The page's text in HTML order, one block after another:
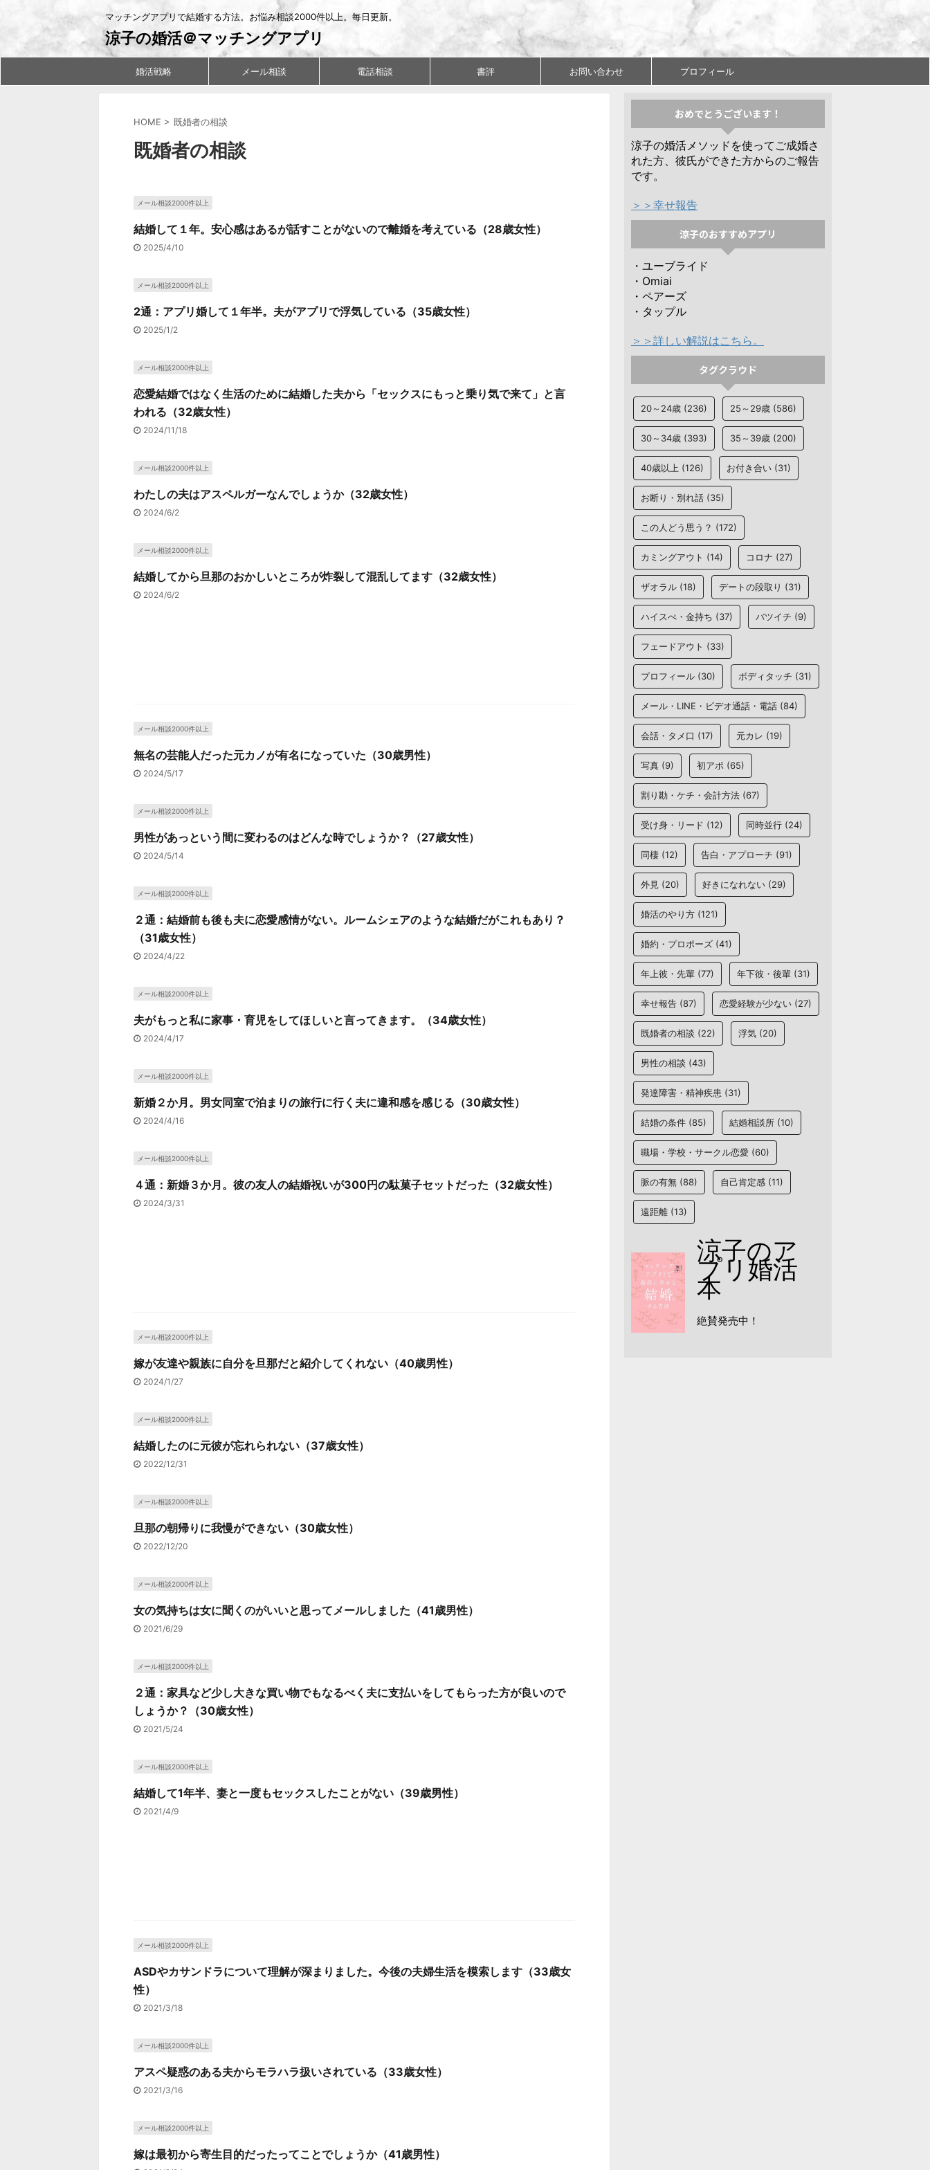
マッチングアプリで結婚する方法。お悩み相談2000件以上。毎日更新。
涼子の婚活＠マッチングアプリ
婚活戦略 メール相談 電話相談 書評 お問い合わせ プロフィール
HOME > 既婚者の相談
既婚者の相談
メール相談2000件以上
結婚して１年。安心感はあるが話すことがないので離婚を考えている（28歳女性）
2025/4/10
メール相談2000件以上
2通：アプリ婚して１年半。夫がアプリで浮気している（35歳女性）
2025/1/2
メール相談2000件以上
恋愛結婚ではなく生活のために結婚した夫から「セックスにもっと乗り気で来て」と言
われる（32歳女性）
2024/11/18
メール相談2000件以上
わたしの夫はアスペルガーなんでしょうか（32歳女性）
2024/6/2
メール相談2000件以上
結婚してから旦那のおかしいところが炸裂して混乱してます（32歳女性）
2024/6/2
メール相談2000件以上
無名の芸能人だった元カノが有名になっていた（30歳男性）
2024/5/17
メール相談2000件以上
男性があっという間に変わるのはどんな時でしょうか？（27歳女性）
2024/5/14
メール相談2000件以上
２通：結婚前も後も夫に恋愛感情がない。ルームシェアのような結婚だがこれもあり？
（31歳女性）
2024/4/22
メール相談2000件以上
夫がもっと私に家事・育児をしてほしいと言ってきます。（34歳女性）
2024/4/17
メール相談2000件以上
新婚２か月。男女同室で泊まりの旅行に行く夫に違和感を感じる（30歳女性）
2024/4/16
メール相談2000件以上
４通：新婚３か月。彼の友人の結婚祝いが300円の駄菓子セットだった（32歳女性）
2024/3/31
メール相談2000件以上
嫁が友達や親族に自分を旦那だと紹介してくれない（40歳男性）
2024/1/27
メール相談2000件以上
結婚したのに元彼が忘れられない（37歳女性）
2022/12/31
メール相談2000件以上
旦那の朝帰りに我慢ができない（30歳女性）
2022/12/20
メール相談2000件以上
女の気持ちは女に聞くのがいいと思ってメールしました（41歳男性）
2021/6/29
メール相談2000件以上
２通：家具など少し大きな買い物でもなるべく夫に支払いをしてもらった方が良いので
しょうか？（30歳女性）
2021/5/24
メール相談2000件以上
結婚して1年半、妻と一度もセックスしたことがない（39歳男性）
2021/4/9
メール相談2000件以上
ASDやカサンドラについて理解が深まりました。今後の夫婦生活を模索します（33歳女
性）
2021/3/18
メール相談2000件以上
アスペ疑惑のある夫からモラハラ扱いされている（33歳女性）
2021/3/16
メール相談2000件以上
嫁は最初から寄生目的だったってことでしょうか（41歳男性）
おめでとうございます！
涼子の婚活メソッドを使ってご成婚さ
れた方、彼氏ができた方からのご報告
です。
＞＞幸せ報告
涼子のおすすめアプリ
・ユーブライド
・Omiai
・ペアーズ
・タップル
＞＞詳しい解説はこちら。
タグクラウド
20～24歳 (236) 25～29歳 (586)
30～34歳 (393) 35～39歳 (200)
40歳以上 (126) お付き合い (31)
お断り・別れ話 (35)
この人どう思う？ (172)
カミングアウト (14) コロナ (27)
ザオラル (18) デートの段取り (31)
ハイスぺ・金持ち (37) バツイチ (9)
フェードアウト (33)
プロフィール (30) ボディタッチ (31)
メール・LINE・ビデオ通話・電話 (84)
会話・タメ口 (17) 元カレ (19)
写真 (9) 初アポ (65)
割り勘・ケチ・会計方法 (67)
受け身・リード (12) 同時並行 (24)
同棲 (12) 告白・アプローチ (91)
外見 (20) 好きになれない (29)
婚活のやり方 (121)
婚約・プロポーズ (41)
年上彼・先輩 (77) 年下彼・後輩 (31)
幸せ報告 (87) 恋愛経験が少ない (27)
既婚者の相談 (22) 浮気 (20)
男性の相談 (43)
発達障害・精神疾患 (31)
結婚の条件 (85) 結婚相談所 (10)
職場・学校・サークル恋愛 (60)
脈の有無 (88) 自己肯定感 (11)
遠距離 (13)
涼子のア
プリ婚活
本
絶賛発売中！